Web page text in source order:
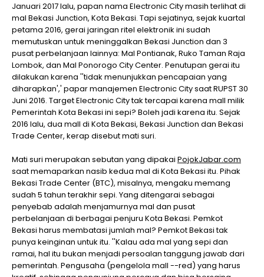
Januari 2017 lalu, papan nama Electronic City masih terlihat di
mal Bekasi Junction, Kota Bekasi. Tapi sejatinya, sejak kuartal
petama 2016, gerai jaringan ritel elektronik ini sudah
memutuskan untuk meninggalkan Bekasi Junction dan 3
pusat perbelanjaan lainnya: Mal Pontianak, Ruko Taman Raja
Lombok, dan Mal Ponorogo City Center. Penutupan gerai itu
dilakukan karena ''tidak menunjukkan pencapaian yang
diharapkan',' papar manajemen Electronic City saat RUPST 30
Juni 2016. Target Electronic City tak tercapai karena mall milik
Pemerintah Kota Bekasi ini sepi? Boleh jadi karena itu. Sejak
2016 lalu, dua mall di Kota Bekasi, Bekasi Junction dan Bekasi
Trade Center, kerap disebut mati suri.
Mati suri merupakan sebutan yang dipakai PojokJabar.com
saat memaparkan nasib kedua mal di Kota Bekasi itu. Pihak
Bekasi Trade Center (BTC), misalnya, mengaku memang
sudah 5 tahun terakhir sepi. Yang ditengarai sebagai
penyebab adalah menjamurnya mal dan pusat
perbelanjaan di berbagai penjuru Kota Bekasi. Pemkot
Bekasi harus membatasi jumlah mal? Pemkot Bekasi tak
punya keinginan untuk itu. ''Kalau ada mal yang sepi dan
ramai, hal itu bukan menjadi persoalan tanggung jawab dari
pemerintah. Pengusaha (pengelola mall --red) yang harus